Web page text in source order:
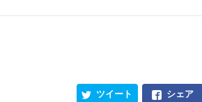
シェア
ツイート